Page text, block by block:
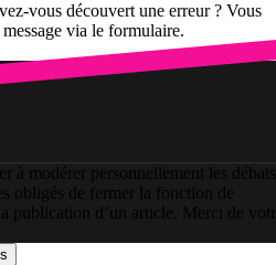
vous découvert une erreur ? Vous
via le formulaire.
à modérer personnellement les débats
obligés de fermer la fonction de
publication d’un article. Merci de